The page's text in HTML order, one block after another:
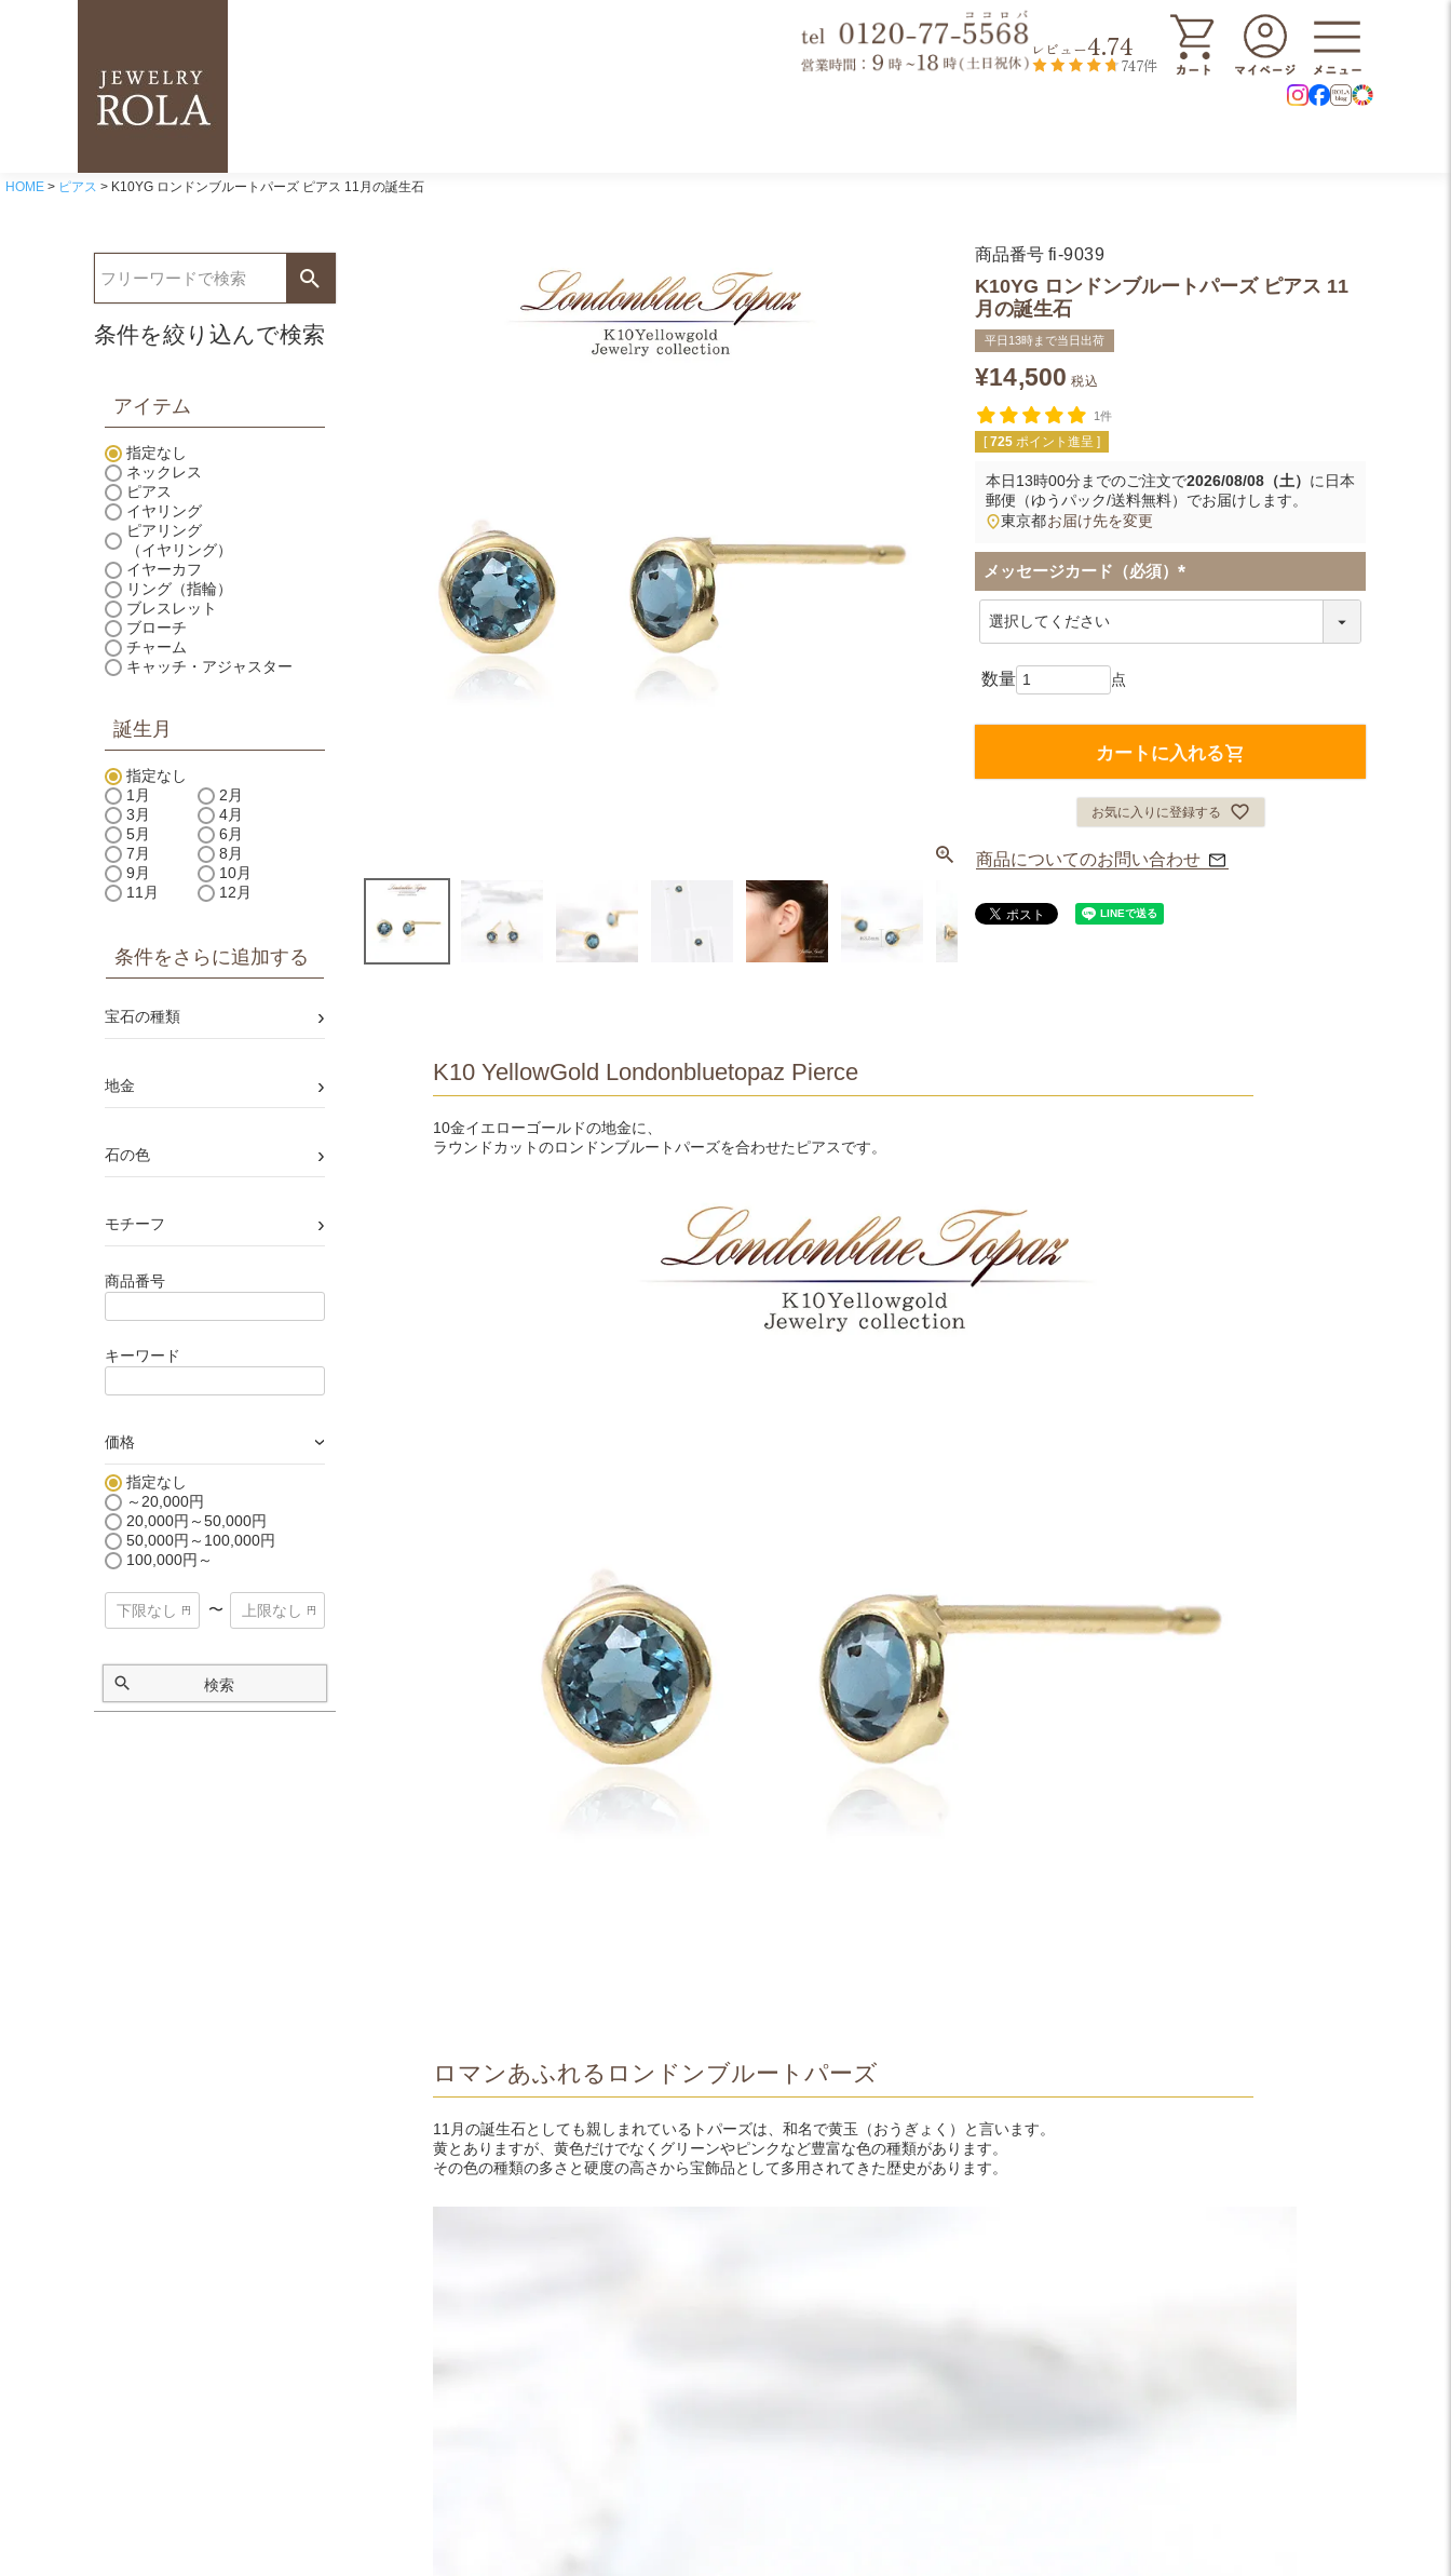
レビュー4.74
747件
HOME ピアス K10YG ロンドンブルートパーズ ピアス 11月の誕生石
条件を絞り込んで検索
アイテム
指定なし
ネックレス
ピアス
イヤリング
ピアリング
（イヤリング）
イヤーカフ
リング（指輪）
ブレスレット
ブローチ
チャーム
キャッチ・アジャスター
誕生月
指定なし
1月
2月
3月
4月
5月
6月
7月
8月
9月
10月
11月
12月
条件をさらに追加する
宝石の種類 ›
地金 ›
石の色 ›
モチーフ ›
商品番号
キーワード
価格 ›
指定なし
～20,000円
20,000円～50,000円
50,000円～100,000円
100,000円～
〜
検索
商品番号 fi-9039
K10YG ロンドンブルートパーズ ピアス 11
月の誕生石
平日13時まで当日出荷
¥14,500 税込
1件
[ 725 ポイント進呈 ]
本日13時00分までのご注文で2026/08/08（土） に 日本
郵便（ゆうパック/送料無料） でお届けします。
東京都お届け先を変更
メッセージカード（必須）
(
カートに入れる
お気に入りに登録する
商品についてのお問い合わせ
K10 YellowGold Londonbluetopaz Pierce
10金イエローゴールドの地金に、
ラウンドカットのロンドンブルートパーズを合わせたピアスです。
ロマンあふれるロンドンブルートパーズ
11月の誕生石としても親しまれているトパーズは、和名で黄玉（おうぎょく）と言います。
黄とありますが、黄色だけでなくグリーンやピンクなど豊富な色の種類があります。
その色の種類の多さと硬度の高さから宝飾品として多用されてきた歴史があります。